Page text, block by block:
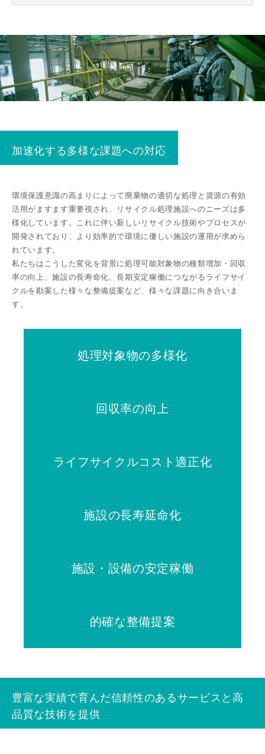
加速化する多様な課題への対応
環境保護意識の⾼まりによって廃棄物の適切な処理と資源の有効
活⽤がますます重要視され、リサイクル処理施設へのニーズは多
様化しています。これに伴い新しいリサイクル技術やプロセスが
開発されており、より効率的で環境に優しい施設の運⽤が求めら
れています。
私たちはこうした変化を背景に処理可能対象物の種類増加・回収
率の向上、施設の⻑寿命化、⻑期安定稼働につながるライフサイ
クルを勘案した様々な整備提案など、様々な課題に向き合いま
す。
処理対象物の多様化
回収率の向上
ライフサイクルコスト適正化
施設の長寿延命化
施設・設備の安定稼働
的確な整備提案
豊富な実績で育んだ信頼性のあるサービスと高
品質な技術を提供